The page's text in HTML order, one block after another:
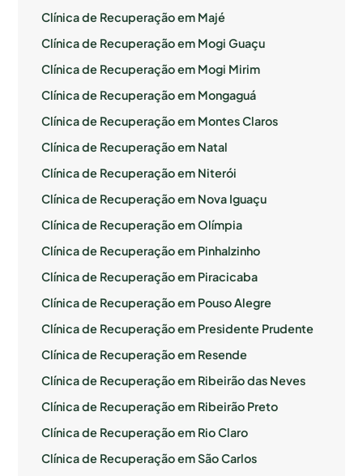
Clínica de Recuperação em Majé
Clínica de Recuperação em Mogi Guaçu
Clínica de Recuperação em Mogi Mirim
Clínica de Recuperação em Mongaguá
Clínica de Recuperação em Montes Claros
Clínica de Recuperação em Natal
Clínica de Recuperação em Niterói
Clínica de Recuperação em Nova Iguaçu
Clínica de Recuperação em Olímpia
Clínica de Recuperação em Pinhalzinho
Clínica de Recuperação em Piracicaba
Clínica de Recuperação em Pouso Alegre
Clínica de Recuperação em Presidente Prudente
Clínica de Recuperação em Resende
Clínica de Recuperação em Ribeirão das Neves
Clínica de Recuperação em Ribeirão Preto
Clínica de Recuperação em Rio Claro
Clínica de Recuperação em São Carlos